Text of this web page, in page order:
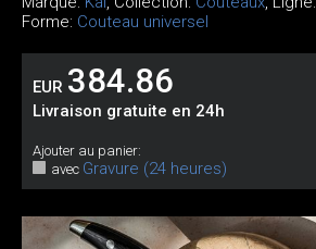
Forme: Couteau universel
EUR 384.86
Livraison gratuite en 24h
Ajouter au panier:
avec Gravure (24 heures)